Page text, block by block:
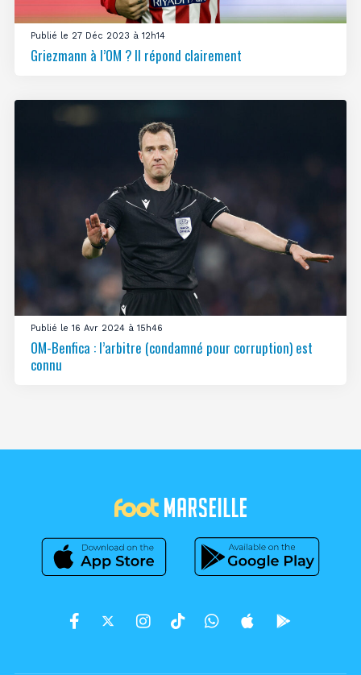
Publié le 27 Déc 2023 à 12h14
Griezmann à l’OM ? Il répond clairement
Publié le 16 Avr 2024 à 15h46
OM-Benfica : l’arbitre (condamné pour corruption) est
connu